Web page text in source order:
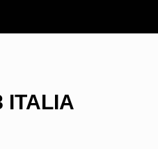
ITALIA